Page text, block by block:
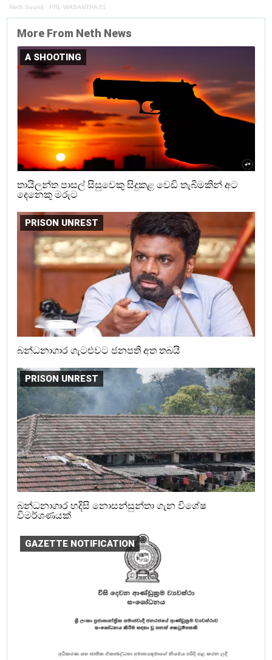
Neth Sound · PRL WASANTHA 01
More From Neth News
A SHOOTING
තායිලන්ත පාසල් සිසුවෙකු සිදුකළ වෙඩි තැබීමකින් අට
දෙනෙකු මරුට
PRISON UNREST
බන්ධනාගාර ගැටළුවට ජනපති අත තබයි
PRISON UNREST
බන්ධනාගාර හදිසි නොසන්සුන්තා ගැන විශේෂ
විමර්ශණයක්
GAZETTE NOTIFICATION